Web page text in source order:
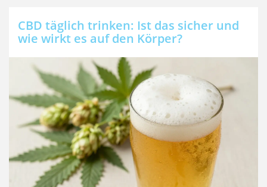
CBD täglich trinken: Ist das sicher und
wie wirkt es auf den Körper?